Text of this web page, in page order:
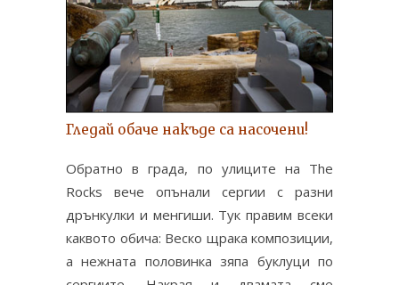
Гледай обаче накъде са насочени!
Обратно в града, по улиците на The
Rocks вече опънали сергии с разни
дрънкулки и менгиши. Тук правим всеки
каквото обича: Веско щрака композиции,
а нежната половинка зяпа буклуци по